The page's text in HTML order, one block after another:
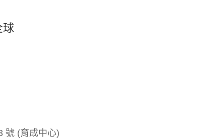
球
號 (育成中心)